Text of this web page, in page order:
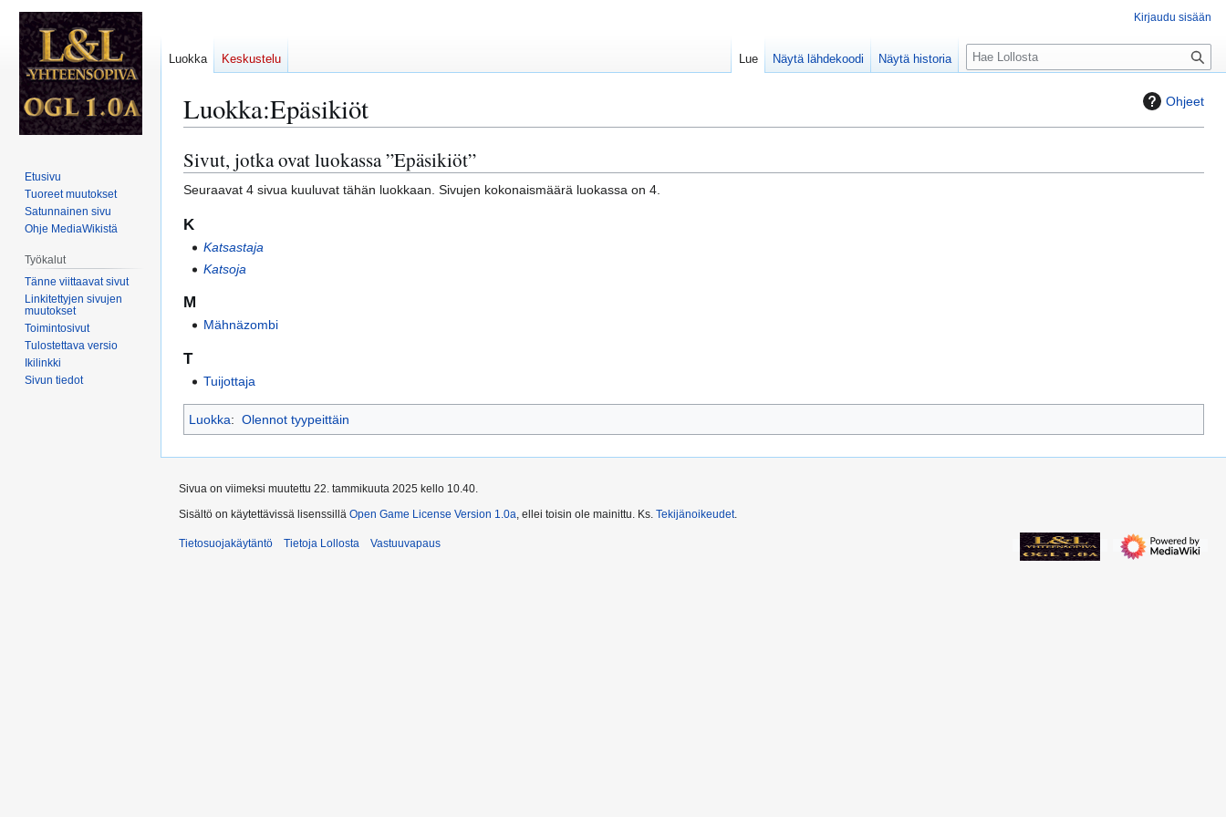
Ohjeet
Luokka:Epäsikiöt
Siirry
navigaatioon
Siirry
hakuun
Sivut, jotka ovat luokassa ”Epäsikiöt”
Seuraavat 4 sivua kuuluvat tähän luokkaan. Sivujen kokonaismäärä luokassa on 4.
K
Katsastaja
Katsoja
M
Mähnäzombi
T
Tuijottaja
Luokka: Olennot tyypeittäin
Kirjaudu sisään
Luokka Keskustelu Lue Näytä lähdekoodi Näytä historia
H
a
Etusivu
Tuoreet muutokset
Satunnainen sivu
Ohje MediaWikistä
Työkalut
Tänne viittaavat sivut
Linkitettyjen sivujen
muutokset
Toimintosivut
Tulostettava versio
Ikilinkki
Sivun tiedot
Sivua on viimeksi muutettu 22. tammikuuta 2025 kello 10.40.
Sisältö on käytettävissä lisenssillä Open Game License Version 1.0a , ellei toisin ole mainittu. Ks. Tekijänoikeudet.
Tietosuojakäytäntö Tietoja Lollosta Vastuuvapaus